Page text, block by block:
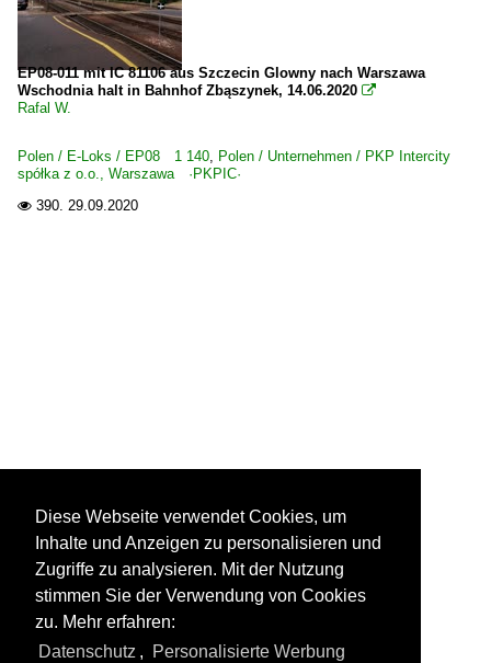
EP08-011 mit IC 81106 aus Szczecin Glowny nach Warszawa
Wschodnia halt in Bahnhof Zbąszynek, 14.06.2020 
Rafal W.
Polen / E-Loks / EP08 1 140, Polen / Unternehmen / PKP Intercity
spółka z o.o., Warszawa ·PKPIC·
 390. 29.09.2020
Diese Webseite verwendet Cookies, um
Inhalte und Anzeigen zu personalisieren und
Zugriffe zu analysieren. Mit der Nutzung
stimmen Sie der Verwendung von Cookies
zu. Mehr erfahren:
Datenschutz , Personalisierte Werbung